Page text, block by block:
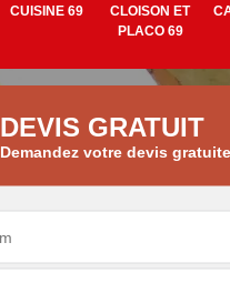
CUISINE 69
CLOISON ET
PLACO 69
Isolation mur
intérieur 69
DEVIS GRATUIT
Demandez votre devis